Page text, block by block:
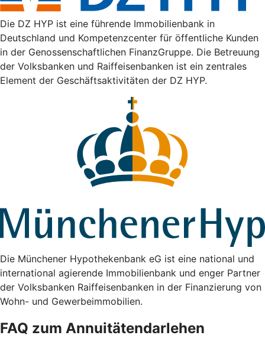
Die DZ HYP ist eine führende Immobilienbank in
Deutschland und Kompetenzcenter für öffentliche Kunden
in der Genossenschaftlichen FinanzGruppe. Die Betreuung
der Volksbanken und Raiffeisenbanken ist ein zentrales
Element der Geschäftsaktivitäten der DZ HYP.
Die Münchener Hypothekenbank eG ist eine national und
international agierende Immobilienbank und enger Partner
der Volksbanken Raiffeisenbanken in der Finanzierung von
Wohn- und Gewerbeimmobilien.
FAQ zum Annuitätendarlehen